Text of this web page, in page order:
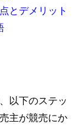
とデメリット
以下のステッ
主が競売にか